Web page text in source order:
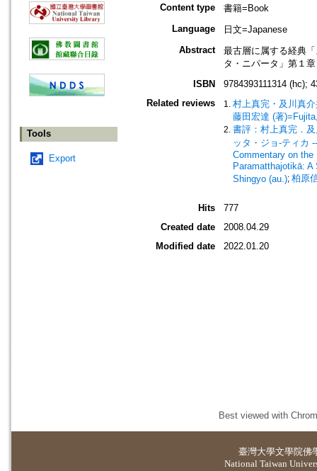
Tools
Export
Content type
書籍=Book
Language
日文=Japanese
Abstract
最古層に属する経典
タ・ニパータ」第１
ISBN
9784393111314 (hc);
Related reviews
村上真完・及川真
藤田宏達 (著
書評：村上真完．
ッタ・ジョ-ティカ
Commentary on
Paramatthajotikā:
Shingyo (au.); 柏原
Hits
777
Created date
2008.04.29
Modified date
2022.01.20
Best viewed with
臺灣大學文學院佛
National Taiwan